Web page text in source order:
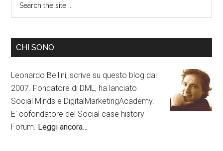
CHI SONO
Leonardo Bellini, scrive su questo blog dal
2007. Fondatore di DML, ha lanciato
Social Minds e DigitalMarketingAcademy.
E' cofondatore del Social case history
Forum. Leggi ancora…